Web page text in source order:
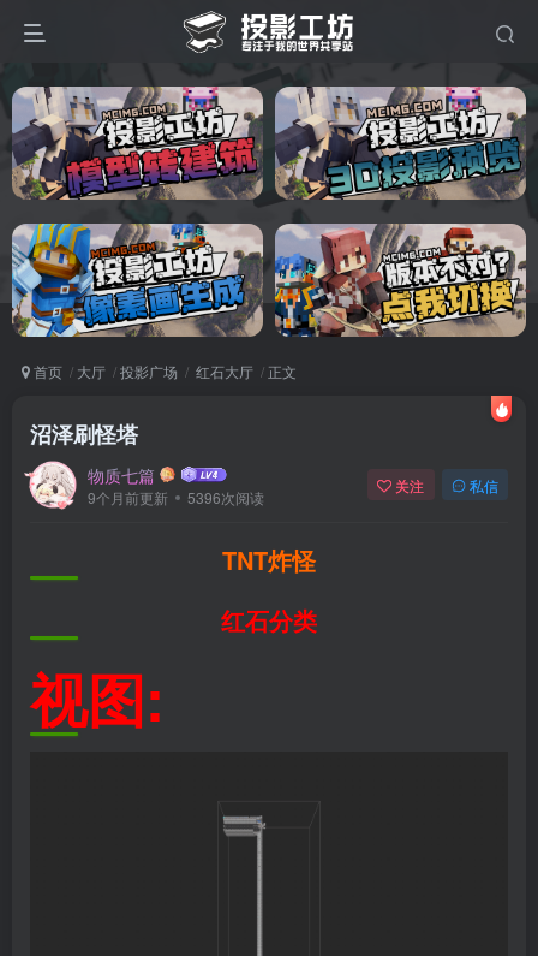
首页 大厅 投影广场 红石大厅 正文
沼泽刷怪塔
物质七篇
9个月前更新 5396次阅读
关注 私信
TNT炸怪
红石分类
视图: